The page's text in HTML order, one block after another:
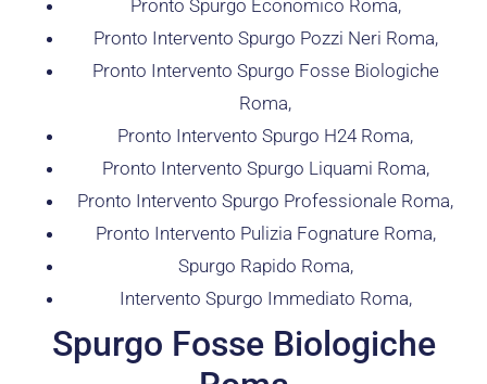
Pronto Spurgo Economico Roma,
Pronto Intervento Spurgo Pozzi Neri Roma,
Pronto Intervento Spurgo Fosse Biologiche
Roma,
Pronto Intervento Spurgo H24 Roma,
Pronto Intervento Spurgo Liquami Roma,
Pronto Intervento Spurgo Professionale Roma,
Pronto Intervento Pulizia Fognature Roma,
Spurgo Rapido Roma,
Intervento Spurgo Immediato Roma,
Spurgo Fosse Biologiche